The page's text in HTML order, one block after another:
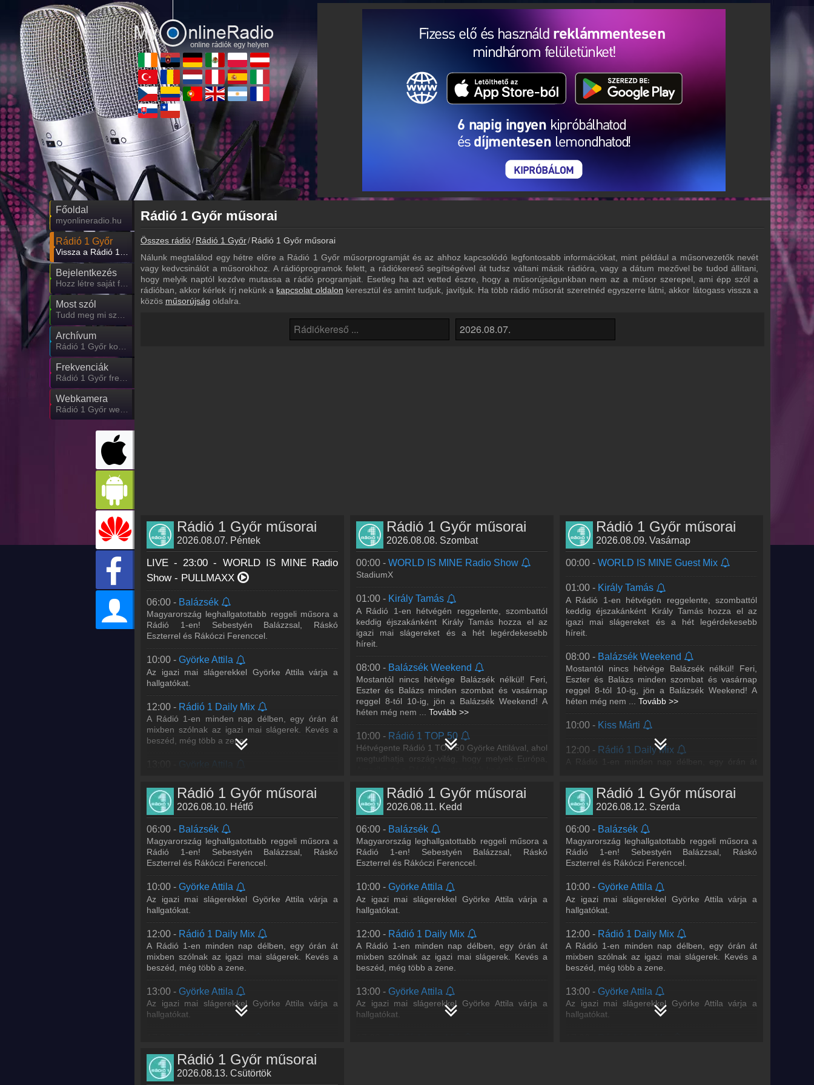
Főoldal
myonlineradio.hu
Rádió 1 Győr
Bejelentkezés
Most szól
Archívum
Frekvenciák
Webkamera
Rádió 1 Győr műsorai
Összes rádió Rádió 1 Győr Rádió 1 Győr műsorai
Nálunk megtalálod egy hétre előre a Rádió 1 Győr műsorprogramját és az ahhoz kapcsolódó legfontosabb információkat, mint például a műsorvezetők nevét
vagy kedvcsinálót a műsorokhoz. A rádióprogramok felett, a rádiókereső segítségével át tudsz váltani másik rádióra, vagy a dátum mezővel be tudod állítani,
hogy melyik naptól kezdve mutassa a rádió programjait. Esetleg ha azt vetted észre, hogy a műsorújságunkban nem az a műsor szerepel, ami épp szól a
rádióban, akkor kérlek írj nekünk a kapcsolat oldalon keresztül és amint tudjuk, javítjuk. Ha több rádió műsorát szeretnéd egyszerre látni, akkor látogass vissza a
közös műsorújság oldalra.
Rádió 1 Győr műsorai
2026.08.07. Péntek
LIVE - 23:00 - WORLD IS MINE Radio
Show - PULLMAXX
06:00 - Balázsék
Magyarország leghallgatottabb reggeli műsora a
Rádió 1-en! Sebestyén Balázzsal, Ráskó
Eszterrel és Rákóczi Ferenccel.
10:00 - Györke Attila
Az igazi mai slágerekkel Györke Attila várja a
hallgatókat.
12:00 - Rádió 1 Daily Mix
A Rádió 1-en minden nap délben, egy órán át
mixben szólnak az igazi mai slágerek. Kevés a
beszéd, még több a zene.
Györke Attila
hallgatókat.
17:00 -Rádió 1 Live Mix
Juhász Gergő és lemezlovas társa minden
hétköznap délután 5-6 között várja a Rádió 1
hallgatóit. Ne hagyd ki a legjobb mixeket!
18:00 -Rádió 1 Kívánságműsor
Juhász Gergővel
Hétfőtől péntekig Gergőtől kérheted a kedvenc
igazi mai slágereidet a Rádió 1
Kívánságműsorban, este 6 és 8 óra között! Gergő
20:00 - DISCO*S HIT
Bárány Attila, DJ Junior, Hamvai P.G.
A DISCO*S HIT-ben megtudhatod, mi történt
a legfontosabb zenei...Tovább >>
21:00 -WORLD IS MINE Radio Show
23:00 -WORLD IS MINE Radio Show
LIVE
PULLMAXX
Rádió 1 Győr műsorai
2026.08.08. Szombat
00:00 - WORLD IS MINE Radio Show
StadiumX
01:00 - Király Tamás
A Rádió 1-en hétvégén reggelente, szombattól
keddig éjszakánként Király Tamás hozza el az
igazi mai slágereket és a hét legérdekesebb
híreit.
08:00 - Balázsék Weekend
Mostantól nincs hétvége Balázsék nélkül! Feri,
Eszter és Balázs minden szombat és vasárnap
reggel 8-tól 10-ig, jön a Balázsék Weekend! A
héten még nem
Tovább >>
10:00 - Rádió 1 TOP 50
Hétvégente Rádió 1 TOP 50 Györke Attilával, ahol
megtudhatja ország-világ, hogy melyek Európa,
12:00 - Kiss Márti
17:00 -Cooky Weekend
Szombatonként a Before party-val, vasárnap
pedig az After party-val vár mindenkit Cooky, aki a
műsor első órájában élő mix-szel várja
hallgatóinkat. A...Tovább >>
20:00 - DISCO*S HIT
Bárány Attila, DJ Junior, Hamvai P.G.
A DISCO*S HIT-ben megtudhatod, mi történt
a legfontosabb zenei... Tovább >>
21:00 - WORLD IS MINE Radio Show
Loving Arms
22:00 - WORLD IS MINE Radio Show
Newik
Rádió 1 Győr műsorai
2026.08.09. Vasárnap
00:00 - WORLD IS MINE Guest Mix
01:00 - Király Tamás
A Rádió 1-en hétvégén reggelente, szombattól
keddig éjszakánként Király Tamás hozza el az
igazi mai slágereket és a hét legérdekesebb
híreit.
08:00 - Balázsék Weekend
Mostantól nincs hétvége Balázsék nélkül! Feri,
Eszter és Balázs minden szombat és vasárnap
reggel 8-tól 10-ig, jön a Balázsék Weekend! A
héten még nem
Tovább >>
10:00 - Kiss Márti
12:00 - Rádió 1 Daily Mix
A Rádió 1-en minden nap délben, egy órán át
17:00 -Cooky Weekend
Szombatonként a Before party-val, vasárnap
pedig az After party-val vár mindenkit Cooky, aki a
műsor első órájában élő mix-szel várja
hallgatóinkat. A
...Tovább >>
Bárány Attila, DJ Junior, Hamvai P.G.
A DISCO*S HIT-ben megtudhatod, mi történt
kedvenc énekeseddel/együtteseddel. Hírt adunk
21:00 - WORLD IS MINE Radio Show
Willcox
Bricklake
Rádió 1 Győr műsorai
2026.08.10. Hétfő
06:00 - Balázsék
Magyarország leghallgatottabb reggeli műsora a
Rádió 1-en! Sebestyén Balázzsal, Ráskó
Eszterrel és Rákóczi Ferenccel.
10:00 - Györke Attila
Az igazi mai slágerekkel Györke Attila várja a
hallgatókat.
12:00 - Rádió 1 Daily Mix
A Rádió 1-en minden nap délben, egy órán át
mixben szólnak az igazi mai slágerek. Kevés a
beszéd, még több a zene.
13:00 - Györke Attila
Az igazi mai slágerekkel Györke Attila várja a
hallgatókat.
hétköznap délután 5-6 között várja a Rádió 1
hallgatóit. Ne hagyd ki a legjobb mixeket!
Rádió 1 Győr műsorai
2026.08.11. Kedd
06:00 - Balázsék
Magyarország leghallgatottabb reggeli műsora a
Rádió 1-en! Sebestyén Balázzsal, Ráskó
Eszterrel és Rákóczi Ferenccel.
10:00 - Györke Attila
Az igazi mai slágerekkel Györke Attila várja a
hallgatókat.
12:00 - Rádió 1 Daily Mix
A Rádió 1-en minden nap délben, egy órán át
mixben szólnak az igazi mai slágerek. Kevés a
beszéd, még több a zene.
13:00 - Györke Attila
Az igazi mai slágerekkel Györke Attila várja a
hallgatókat.
Rádió 1 Győr műsorai
2026.08.12. Szerda
06:00 - Balázsék
Magyarország leghallgatottabb reggeli műsora a
Rádió 1-en! Sebestyén Balázzsal, Ráskó
Eszterrel és Rákóczi Ferenccel.
10:00 - Györke Attila
Az igazi mai slágerekkel Györke Attila várja a
hallgatókat.
12:00 - Rádió 1 Daily Mix
A Rádió 1-en minden nap délben, egy órán át
mixben szólnak az igazi mai slágerek. Kevés a
beszéd, még több a zene.
13:00 - Györke Attila
Az igazi mai slágerekkel Györke Attila várja a
hallgatókat.
Rádió 1 Győr műsorai
2026.08.13. Csütörtök